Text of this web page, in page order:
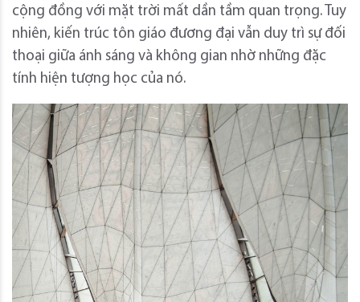
cộng đồng với mặt trời mất dần tầm quan trọng. Tuy
nhiên, kiến ​​trúc tôn giáo đương đại vẫn duy trì sự đối
thoại giữa ánh sáng và không gian nhờ những đặc
tính hiện tượng học của nó.